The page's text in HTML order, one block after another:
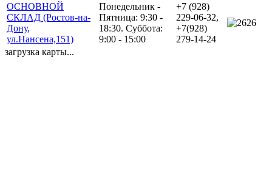
ОСНОВНОЙ
СКЛАД (Ростов-на-
Дону,
ул.Нансена,151)
Понедельник -
Пятница: 9:30 -
18:30. Суббота:
9:00 - 15:00
+7 (928)
229-06-32,
+7(928)
279-14-24
26
загрузка карты...